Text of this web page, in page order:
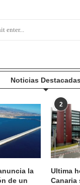
Noticias Destacadas
la
de un
2
Ultima
Canaria